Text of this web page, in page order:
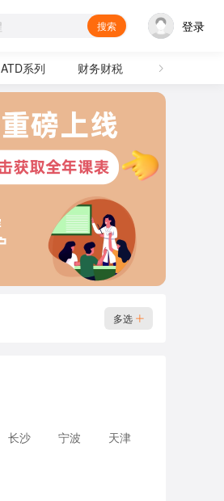
搜索 登录
ATD系列 财务财税 通用技能
多选
长沙 宁波
天津